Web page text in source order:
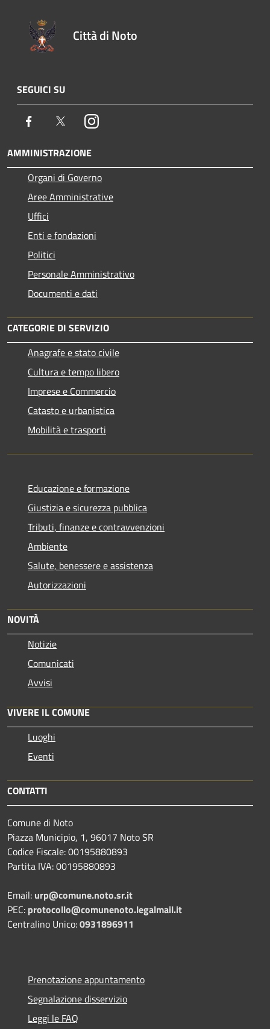
Città di Noto
SEGUICI SU
Facebook TwitterInstagram
AMMINISTRAZIONE
Organi di Governo
Aree Amministrative
Uffici
Enti e fondazioni
Politici
Personale Amministrativo
Documenti e dati
CATEGORIE DI SERVIZIO
Anagrafe e stato civile
Cultura e tempo libero
Imprese e Commercio
Catasto e urbanistica
Mobilità e trasporti
Educazione e formazione
Giustizia e sicurezza pubblica
Tributi, finanze e contravvenzioni
Ambiente
Salute, benessere e assistenza
Autorizzazioni
NOVITÀ
Notizie
Comunicati
Avvisi
VIVERE IL COMUNE
Luoghi
Eventi
CONTATTI
Comune di Noto
Piazza Municipio, 1, 96017 Noto SR
Codice Fiscale: 00195880893
Partita IVA: 00195880893
Email: urp@comune.noto.sr.it
PEC: protocollo@comunenoto.legalmail.it
Centralino Unico:0931896911
Prenotazione appuntamento
Segnalazione disservizio
Leggi le FAQ